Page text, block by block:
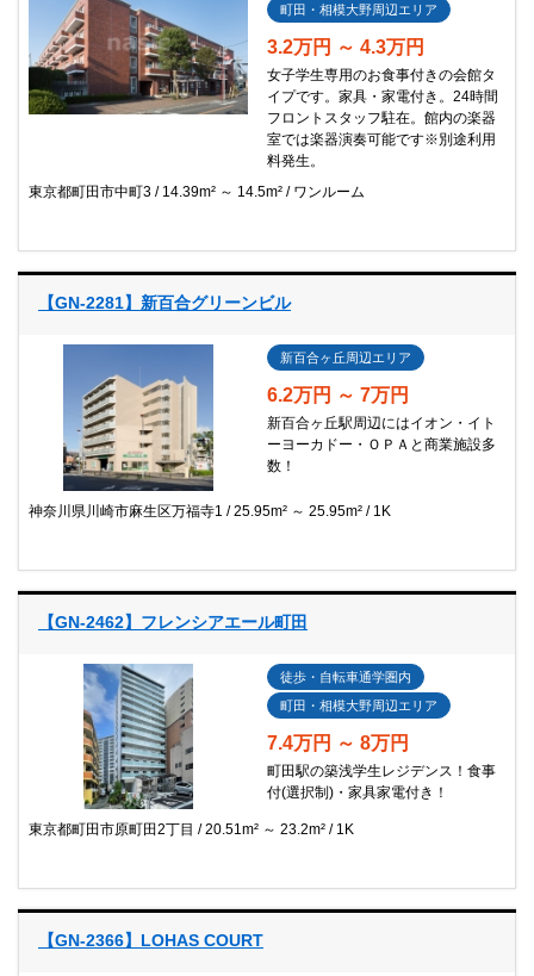
町田・相模大野周辺エリア
3.2万円 ～ 4.3万円
女子学生専用のお食事付きの会館タ
イプです。家具・家電付き。24時間
フロントスタッフ駐在。館内の楽器
室では楽器演奏可能です※別途利用
料発生。
東京都町田市中町3
14.39m² ～ 14.5m² ワンルーム
【GN-2281】新百合グリーンビル
新百合ヶ丘周辺エリア
6.2万円 ～ 7万円
新百合ヶ丘駅周辺にはイオン・イト
ーヨーカドー・ＯＰＡと商業施設多
数！
神奈川県川崎市麻生区万福寺1 25.95m² ～ 25.95m² 1K
【GN-2462】フレンシアエール町田
徒歩・自転車通学圏内
町田・相模大野周辺エリア
7.4万円 ～ 8万円
町田駅の築浅学生レジデンス！食事
付(選択制)・家具家電付き！
東京都町田市原町田2丁目 20.51m² ～ 23.2m² 1K
【GN-2366】LOHAS COURT